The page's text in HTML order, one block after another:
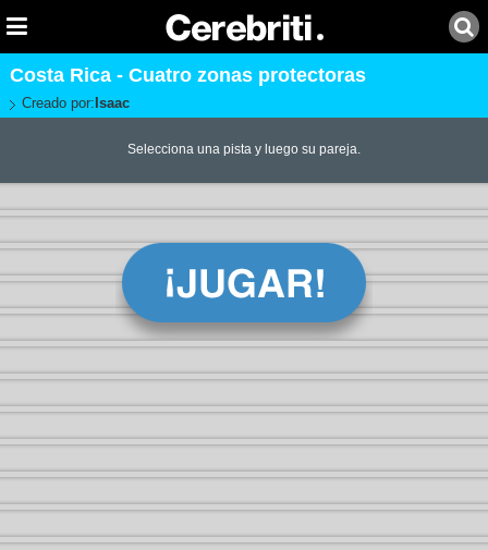
Costa Rica - Cuatro zonas protectoras
Creado por: Isaac
Selecciona una pista y luego su pareja.